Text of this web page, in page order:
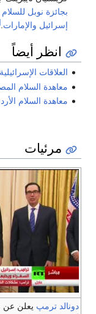
بجائزة نوبل للسلام
إسرائيل والإمارات .
انظر أيضاً
العلاقات
معاهدة السلام
معاهدة السلام
مرئيات
دونالد ترمپ يعلن عن